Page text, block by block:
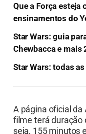
Que a Força esteja
ensinamentos do
Star Wars: guia
Chewbacca e mais
Star Wars: todas
A página oficial
filme terá duração
seja, 155 minutos